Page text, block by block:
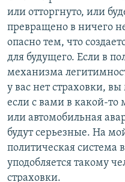
или отторгнуто, или
превращено в ничего
опасно тем, что
для будущего. Если в
механизма
у вас нет страховки,
если с вами в какой-то
или автомобильная
будут серьезные. На
политическая система
уподобляется такому
страховки.